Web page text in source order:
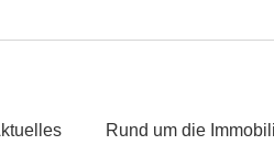
Rund um die